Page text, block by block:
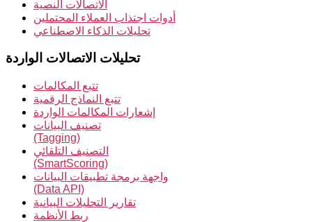
الاتصالات النصية
أدوات اجتذاب العملاء المحتملين
تحليلات الذكاء الاصطناعي
تحليلات الاتصالات الواردة
تتبع المكالمات
تتبع النماذج الرقمية
إشعارات المكالمات الواردة
تصنيف البيانات
(Tagging)
التصنيف التلقائي
(SmartScoring)
واجهة برمجة تطبيقات البيانات
(Data API)
تقارير التحليلات البيانية
ربط الأنظمة